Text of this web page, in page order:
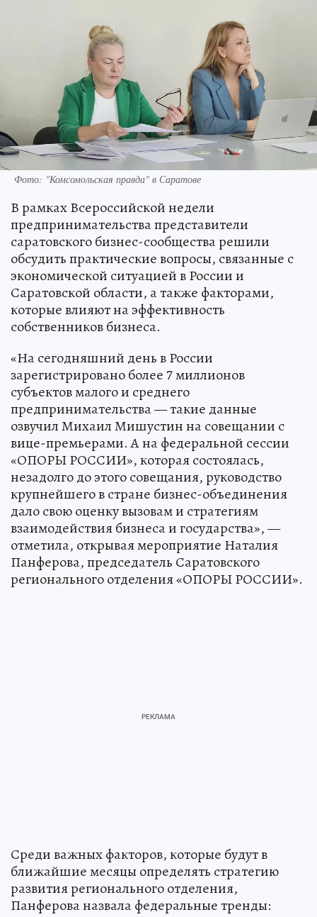
Фото: "Комсомольская правда" в Саратове
В рамках Всероссийской недели
предпринимательства представители
саратовского бизнес-сообщества решили
обсудить практические вопросы, связанные с
экономической ситуацией в России и
Саратовской области, а также факторами,
которые влияют на эффективность
собственников бизнеса.
«На сегодняшний день в России
зарегистрировано более 7 миллионов
субъектов малого и среднего
предпринимательства — такие данные
озвучил Михаил Мишустин на совещании с
вице-премьерами. А на федеральной сессии
«ОПОРЫ РОССИИ», которая состоялась,
незадолго до этого совещания, руководство
крупнейшего в стране бизнес-объединения
дало свою оценку вызовам и стратегиям
взаимодействия бизнеса и государства», —
отметила, открывая мероприятие Наталия
Панферова, председатель Саратовского
регионального отделения «ОПОРЫ РОССИИ».
Среди важных факторов, которые будут в
ближайшие месяцы определять стратегию
развития регионального отделения,
Панферова назвала федеральные тренды: